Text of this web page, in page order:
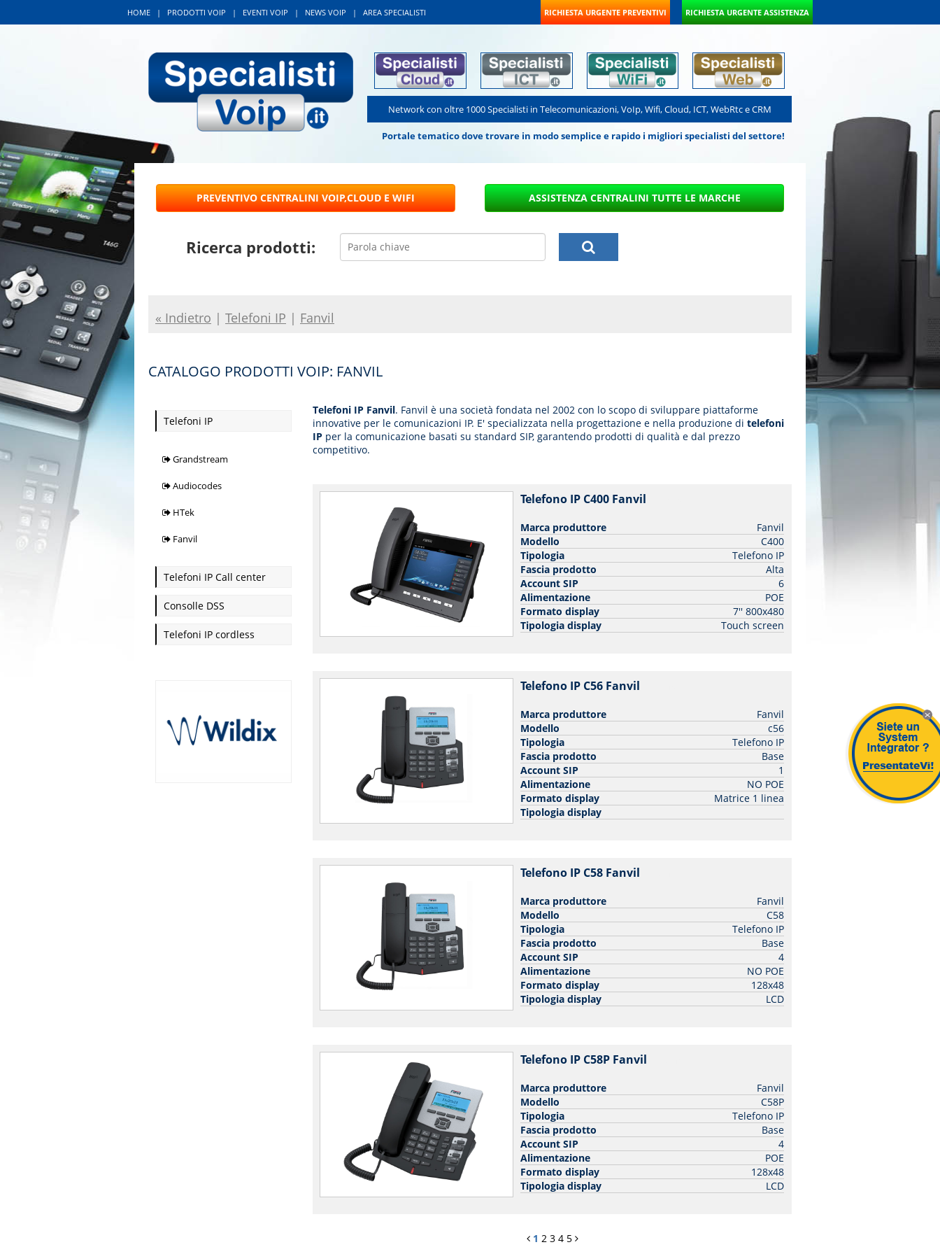
X
HOME | PRODOTTI VOIP | EVENTI VOIP | NEWS VOIP | AREA SPECIALISTI RICHIESTA URGENTE PREVENTIVI RICHIESTA URGENTE ASSISTENZA
Network con oltre 1000 Specialisti in Telecomunicazioni, VoIp, Wifi, Cloud, ICT, WebRtc e CRM
Portale tematico dove trovare in modo semplice e rapido i migliori specialisti del settore!
Ricerca prodotti:
« Indietro | Telefoni IP | Fanvil
CATALOGO PRODOTTI VOIP: FANVIL
Telefoni IP
Grandstream
Audiocodes
HTek
Fanvil
Telefoni IP Call center
Consolle DSS
Telefoni IP cordless
Telefoni IP Fanvil. Fanvil è una società fondata nel 2002 con lo scopo di sviluppare piattaforme
innovative per le comunicazioni IP. E' specializzata nella progettazione e nella produzione di telefoni
IP per la comunicazione basati su standard SIP, garantendo prodotti di qualità e dal prezzo
competitivo.
Telefono IP C400 Fanvil
Marca produttore
Fanvil
Modello
C400
Tipologia
Telefono IP
Fascia prodotto
Alta
Account SIP
6
Alimentazione
POE
Formato display
7'' 800x480
Tipologia display
Touch screen
Telefono IP C56 Fanvil
Marca produttore
Fanvil
Modello
c56
Tipologia
Telefono IP
Fascia prodotto
Base
Account SIP
1
Alimentazione
NO POE
Formato display
Matrice 1 linea
Tipologia display
Telefono IP C58 Fanvil
Marca produttore
Fanvil
Modello
C58
Tipologia
Telefono IP
Fascia prodotto
Base
Account SIP
4
Alimentazione
NO POE
Formato display
128x48
Tipologia display
LCD
Telefono IP C58P Fanvil
Marca produttore
Fanvil
Modello
C58P
Tipologia
Telefono IP
Fascia prodotto
Base
Account SIP
4
Alimentazione
POE
Formato display
128x48
Tipologia display
LCD
1 2 3 4 5